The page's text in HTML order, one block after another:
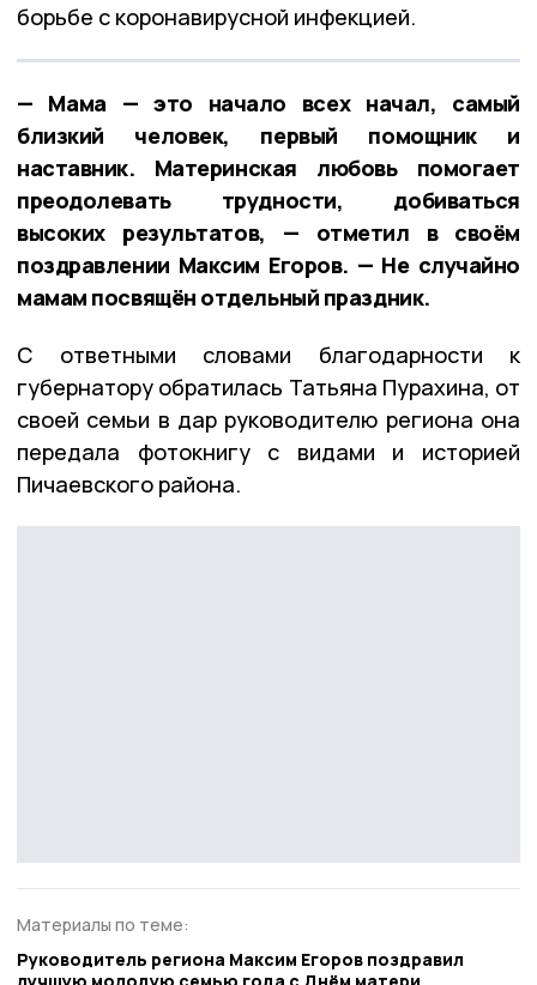
борьбе с коронавирусной инфекцией.
— Мама — это начало всех начал, самый
близкий человек, первый помощник и
наставник. Материнская любовь помогает
преодолевать трудности, добиваться
высоких результатов, — отметил в своём
поздравлении Максим Егоров. — Не случайно
мамам посвящён отдельный праздник.
С ответными словами благодарности к
губернатору обратилась Татьяна Пурахина, от
своей семьи в дар руководителю региона она
передала фотокнигу с видами и историей
Пичаевского района.
Материалы по теме:
Руководитель региона Максим Егоров поздравил
лучшую молодую семью года с Днём матери